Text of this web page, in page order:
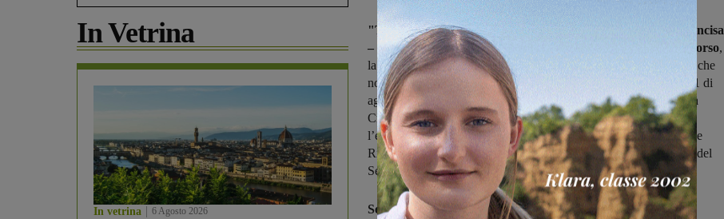
In Vetrina
In vetrina 6 Agosto 2026
"Tutto questo – afferma il consigliere della Lega di Figline e Incisa
– avviene per sopperire alla carenza di medici di Pronto Soccorso,
la cui causa non può che essere imputata alla Regione e alla ASL che
non hanno saputo o voluto programmare. Non solo: a partire dal 1 di
agosto il PET, Punto di Emergenza Territoriale di Incisa, presso la
Croce Rossa, non avrà più la presenza del Medico. Quindi per
l’emergenza territoriale dei Comuni di Figline e Incisa, Reggello e
Rignano opererà un solo medico a mezzo con il Pronto Soccorso del
Serristori".
Secondo l'esponente leghista, "tutto questo mette a rischio la